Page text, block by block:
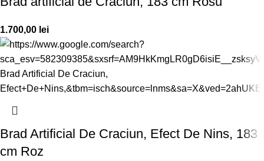
1.700,00 lei
Brad Artificial De Craciun, Efect De Nins, 183
cm Roz